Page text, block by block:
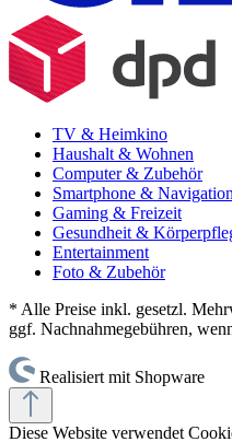
TV & Heimkino
Haushalt & Wohnen
Computer & Zubehör
Smartphone & Navigation
Gaming & Freizeit
Gesundheit &
Entertainment
Foto & Zubehör
* Alle Preise inkl. gesetzl.
ggf. Nachnahmegebühren,
Realisiert mit Shopware
Diese Website verwendet